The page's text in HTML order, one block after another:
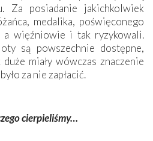
Za posiadanie jakichkolwiek
medalika, poświęconego
a więźniowie i tak ryzykowali.
są powszechnie dostępne,
miały wówczas znaczenie
za nie ­zapłacić.
cierpieliśmy…